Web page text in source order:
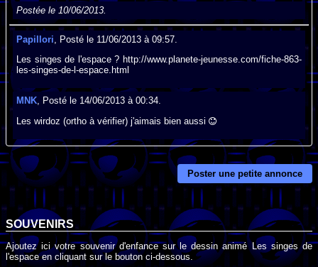
Postée le 10/06/2013.
Papillori , Posté le 11/06/2013 à 09:57.
Les singes de l'espace ? http://www.planete-jeunesse.com/fiche-863-
les-singes-de-l-espace.html
MNK, Posté le 14/06/2013 à 00:34.
Les wirdoz (ortho à vérifier) j'aimais bien aussi
Poster une petite annonce
SOUVENIRS
Ajoutez ici votre souvenir d'enfance sur le dessin animé Les singes de
l'espace en cliquant sur le bouton ci-dessous.